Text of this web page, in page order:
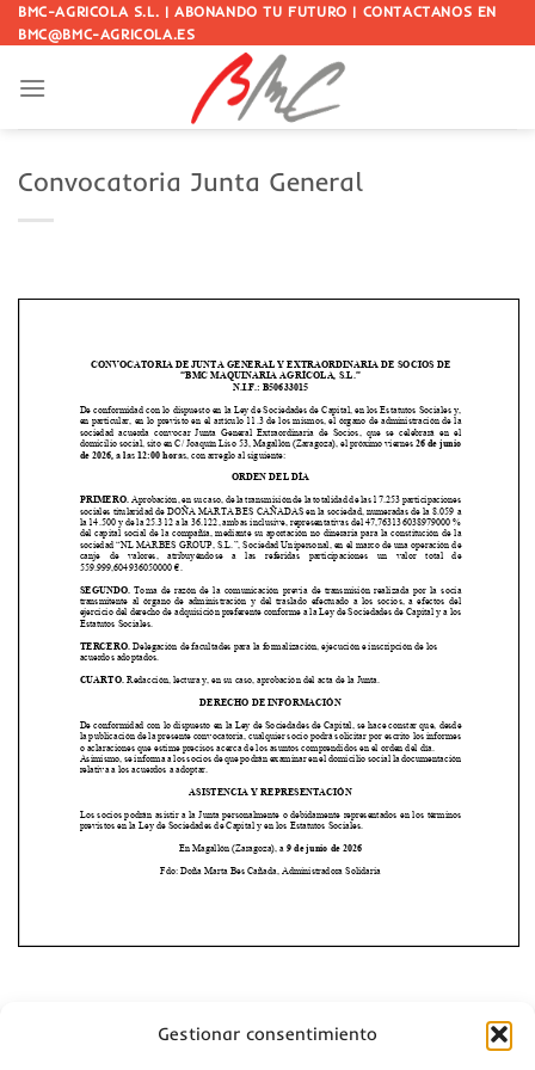
Gestionar consentimiento
Saltar
al
BMC-AGRICOLA S.L. | ABONANDO TU FUTURO | CONTACTANOS EN
BMC@BMC-AGRICOLA.ES
Convocatoria Junta General